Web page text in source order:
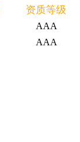
资质等级
AAA
AAA